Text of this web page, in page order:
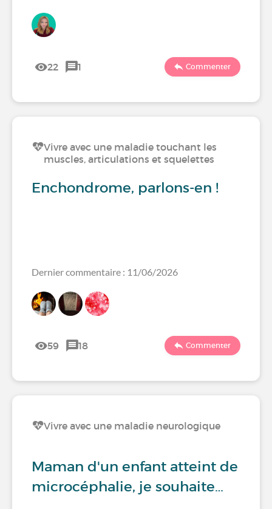
22 1 Commenter
Vivre avec une maladie touchant les
muscles, articulations et squelettes
Enchondrome, parlons-en !
Dernier commentaire : 11/06/2026
59 18 Commenter
Vivre avec une maladie neurologique
Maman d'un enfant atteint de
microcéphalie, je souhaite…